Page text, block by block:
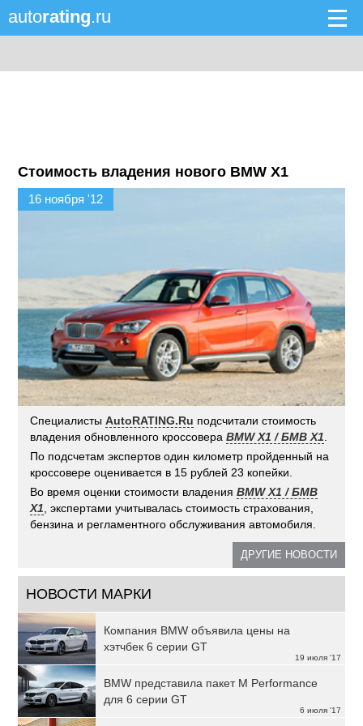
autorating.ru
Стоимость владения нового BMW X1
16 ноября '12
СпециалистыAutoRATING.Ru подсчитали стоимость
владения обновленного кроссовераBMW X1 / БМВ X1
По подсчетам экспертов один километр пройденный на
кроссовере оценивается в 15 рублей 23 копейки.
Во время оценки стоимости владенияBMW X1 / БМВ
X1 , экспертами учитывалась стоимость страхования,
бензина и регламентного обслуживания автомобиля.
ДРУГИЕ НОВОСТИ
НОВОСТИ МАРКИ
19 июля '17
Компания BMW объявила цены на
хэтчбек 6 серии GT
6 июля '17
BMW представила пакет M Performance
для 6 серии GT